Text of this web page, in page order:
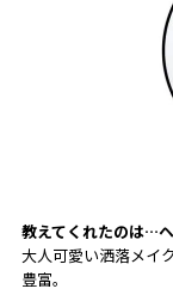
教えてくれたのは…
大人可愛い洒落メイ
豊富。